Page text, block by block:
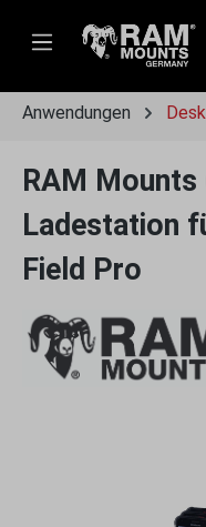
Zum Hauptinhalt springen
Anwendungen
RAM
Ladestation
Field Pro